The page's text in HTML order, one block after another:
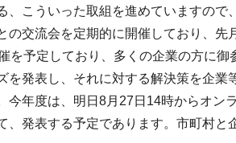
、こういった取組を進めていますの
の交流会を定期的に開催しており、先
を予定しており、多くの企業の方に
を発表し、それに対する解決策を企
今年度は、明日8月27日14時からオン
、発表する予定であります。市町村